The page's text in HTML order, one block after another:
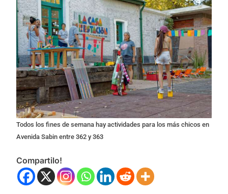
Todos los fines de semana hay actividades para los más chicos en
Avenida Sabin entre 362 y 363
Compartilo!